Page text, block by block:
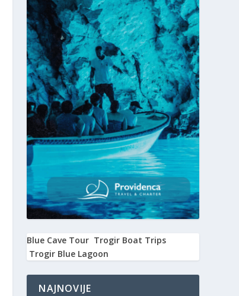
Blue Cave Tour Trogir Boat Trips
Trogir Blue Lagoon
NAJNOVIJE